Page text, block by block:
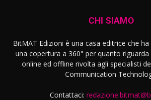
CHI SIAMO
BitMAT Edizioni è una casa editrice che
una copertura a 360° per quanto
online ed offline rivolta agli specialisti
Communication
Contattaci: